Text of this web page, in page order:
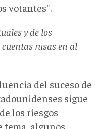
votantes".
y de los
rusas en al
del suceso de
sigue
los riesgos
tema, algunos